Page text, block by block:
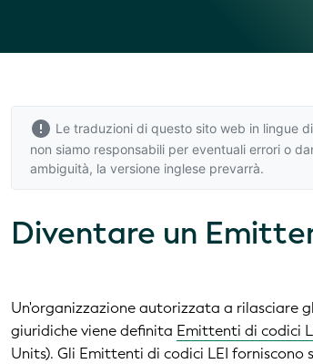
Le traduzioni di questo sito web in lingue
non siamo responsabili per eventuali errori o
ambiguità, la versione inglese prevarrà.
Diventare un
Un'organizzazione autorizzata a rilasciare
giuridiche viene definita Emittenti di codici
Units). Gli Emittenti di codici LEI